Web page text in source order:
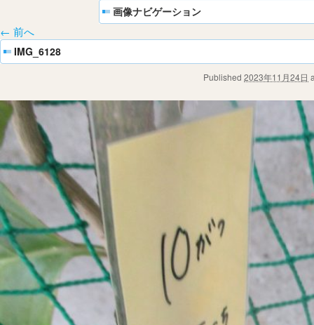
画像ナビゲーション
← 前へ
IMG_6128
Published 2023年11月24日